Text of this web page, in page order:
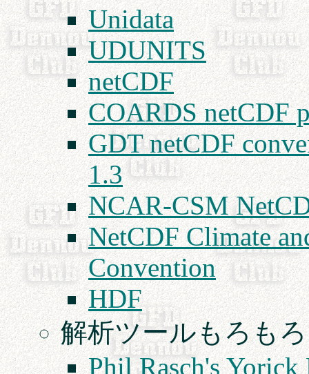
Unidata
UDUNITS
netCDF
COARDS netCDF
GDT netCDF
1.3
NCAR-CSM
NetCDF Climate
Convention
HDF
解析ツールもろもろ
Phil Rasch's Yorick